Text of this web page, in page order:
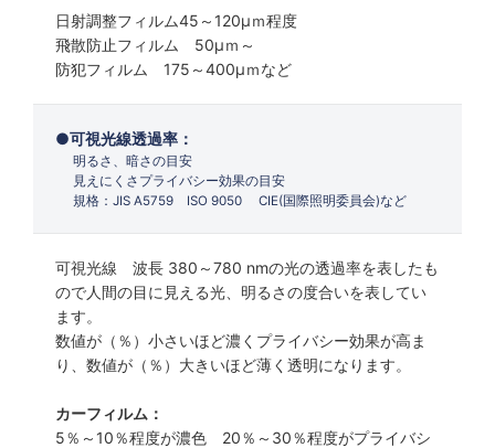
日射調整フィルム45～120µｍ程度
飛散防止フィルム 50µｍ～
防犯フィルム 175～400µｍなど
可視光線透過率：
明るさ、暗さの目安
見えにくさプライバシー効果の目安
規格：JIS A5759 ISO 9050 CIE(国際照明委員会)など
可視光線 波長 380～780 nmの光の透過率を表したも
ので人間の目に見える光、明るさの度合いを表してい
ます。
数値が（％）小さいほど濃くプライバシー効果が高ま
り、数値が（％）大きいほど薄く透明になります。
カーフィルム：
5％～10％程度が濃色 20％～30％程度がプライバシ